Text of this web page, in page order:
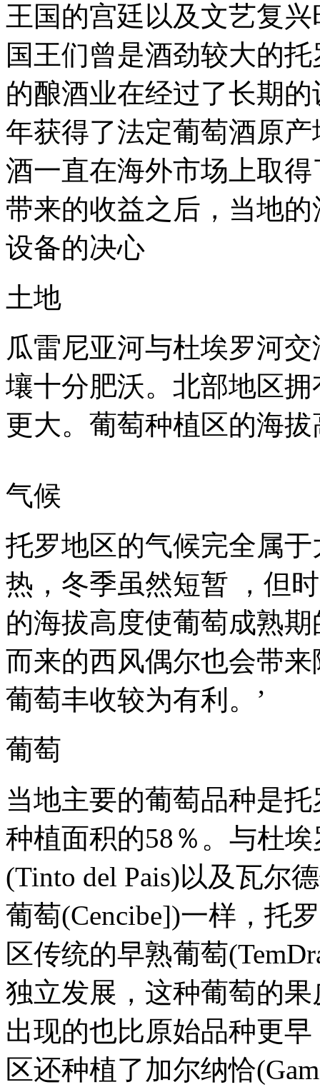
王国的宫廷以及文艺复
国王们曾是酒劲较大的
的酿酒业在经过了长期
年获得了法定葡萄酒原
酒一直在海外市场上取
带来的收益之后，当地
设备的决心
土地
瓜雷尼亚河与杜埃罗河
壤十分肥沃。北部地区
更大。葡萄种植区的海
气候
托罗地区的气候完全属
热，冬季虽然短暂 ，但
的海拔高度使葡萄成熟
而来的西风偶尔也会带
葡萄丰收较为有利。’
葡萄
当地主要的葡萄品种是
种植面积的58％。与杜
(Tinto del Pais)以及瓦尔
葡萄(Cencibe])一样，托
区传统的早熟葡萄
独立发展，这种葡萄的
出现的也比原始品种更
区还种植了加尔纳恰